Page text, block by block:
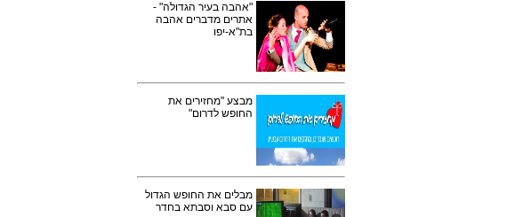
"אהבה בעיר הגדולה" -
אתרים מדברים אהבה
בת"א-יפו
מבצע "מחזירים את
החופש לדרום"
מבלים את החופש הגדול
עם סבא וסבתא בחדר